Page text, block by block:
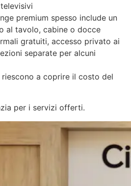
premium spesso include un
al tavolo, cabine o docce
gratuiti, accesso privato ai
separate per alcuni
a coprire il costo del
per i servizi offerti.